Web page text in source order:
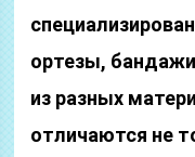
ортезы,
из разных
отличаются не